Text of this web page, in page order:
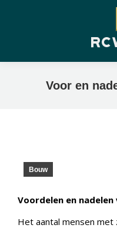
Voor en
Bouw
Voordelen en nadelen
Het aantal mensen met